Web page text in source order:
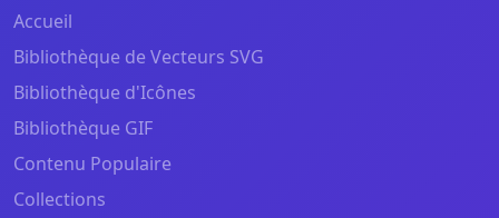
Accueil
Bibliothèque de Vecteurs SVG
Bibliothèque d'Icônes
Bibliothèque GIF
Contenu Populaire
Collections